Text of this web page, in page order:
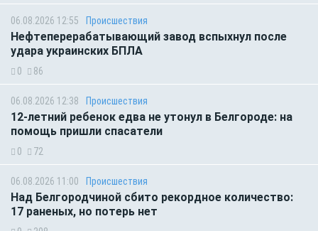
06.08.2026 12:55 Происшествия
Нефтеперерабатывающий завод вспыхнул после
удара украинских БПЛА
0 86
06.08.2026 12:38 Происшествия
12-летний ребенок едва не утонул в Белгороде: на
помощь пришли спасатели
0 72
06.08.2026 11:00 Происшествия
Над Белгородчиной сбито рекордное количество:
17 раненых, но потерь нет